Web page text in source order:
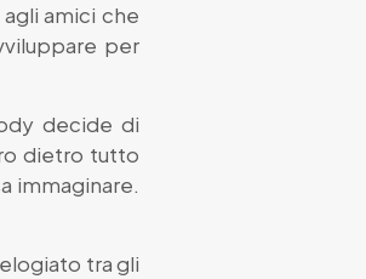
amici che
per
decide di
dietro tutto
immaginare.
tra gli